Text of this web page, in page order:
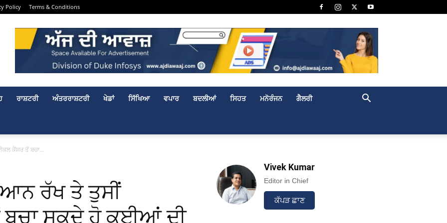
Policy Terms & Conditions
ਰਾਸ਼ਟਰੀ ਅੰਤਰਰਾਸ਼ਟਰੀ ਖੇਡਾਂ ਸਿੱਖਿਆ ਵਪਾਰ ਬਦਲੀਆਂ ਸਿਹਤ ਮਨੋਰੰਜਨ ਗੈਲਰੀ
ਕੈਂਸਰ ਤੋਂ ਬਚਾ...
ਰੱਖ ਤੇ ਤੁਸੀਂ
ਸਕਦੇ ਹੋ ਕਈਆਂ ਦੀ
Vivek Kumar
Editor in Chief
ਕੱਪੜ ਛਾਣ